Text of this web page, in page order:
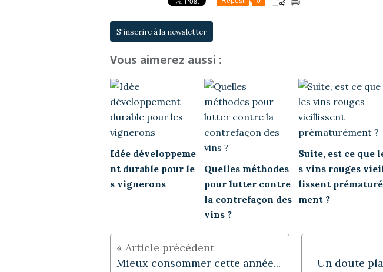
S'inscrire à la newsletter
Vous aimerez aussi :
Idée développeme
nt durable pour le
s vignerons
Quelles méthodes
pour lutter contre
la contrefaçon des
vins ?
Suite, est ce que
s vins rouges
lissent prématuré
ment ?
Mieux consommer cette année... Un doute